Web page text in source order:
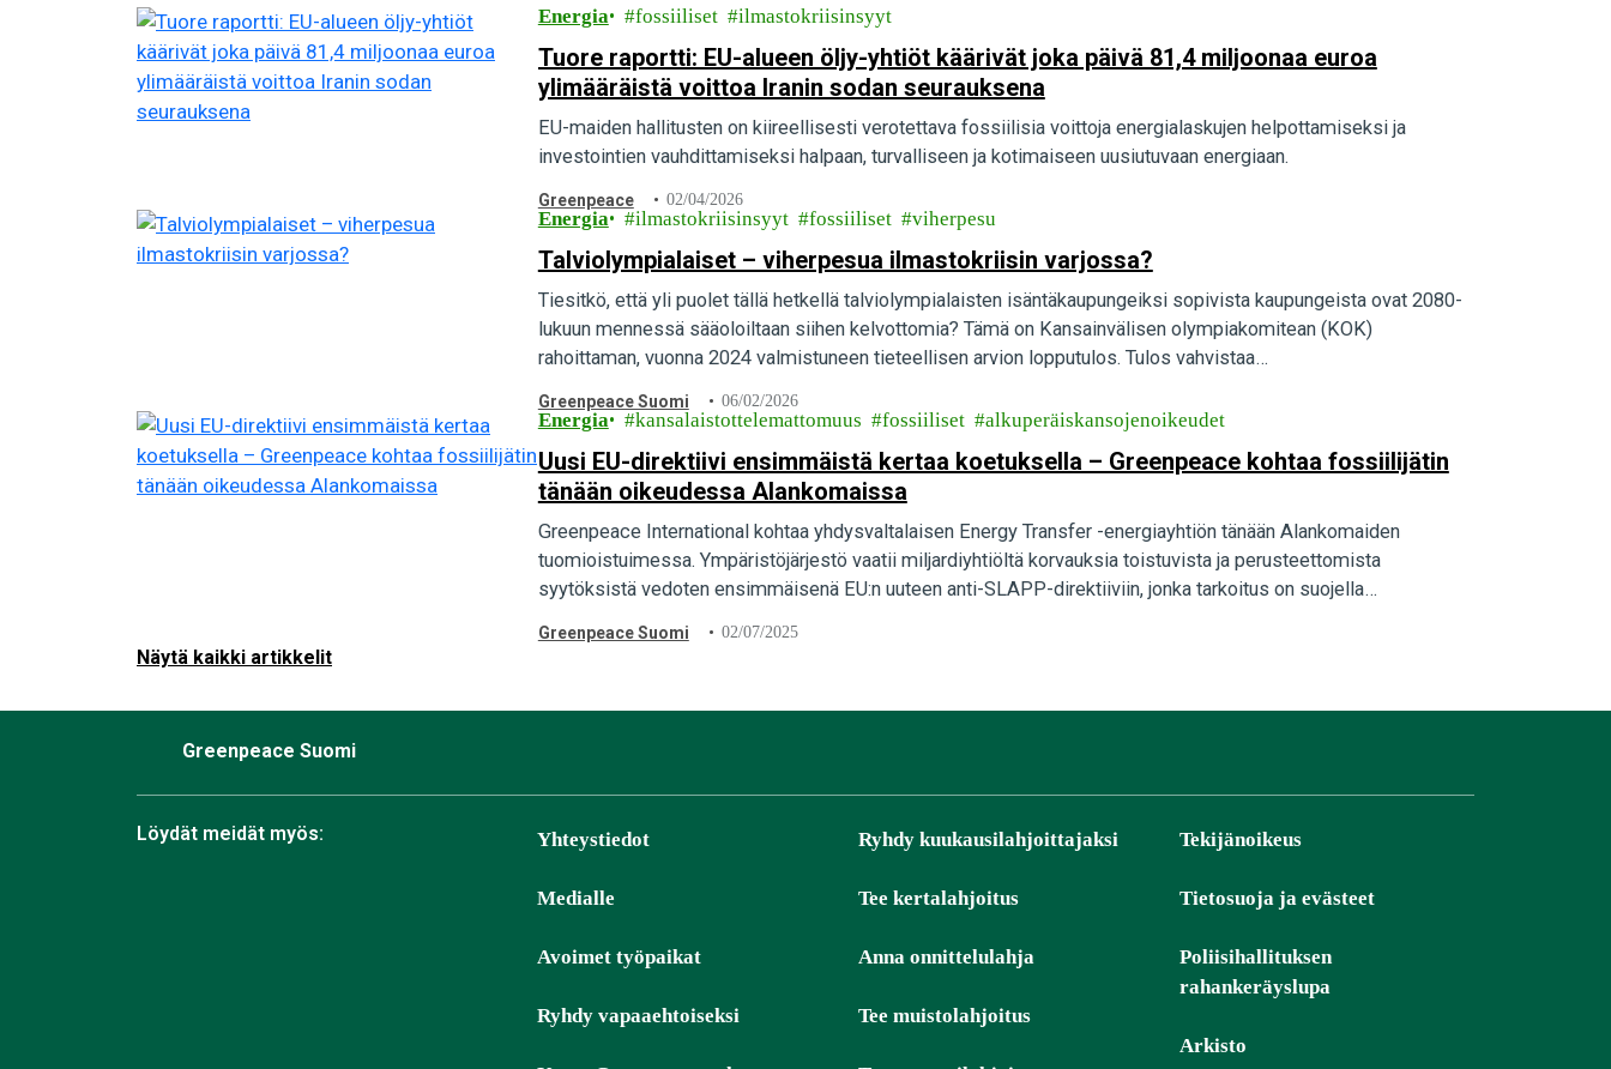
Energia fossiiliset ilmastokriisinsyyt
Tuore raportti: EU-alueen öljy-yhtiöt käärivät joka päivä 81,4 miljoonaa euroa
ylimääräistä voittoa Iranin sodan seurauksena
EU-maiden hallitusten on kiireellisesti verotettava fossiilisia voittoja energialaskujen helpottamiseksi ja
investointien vauhdittamiseksi halpaan, turvalliseen ja kotimaiseen uusiutuvaan energiaan.
Greenpeace 02/04/2026
Energia ilmastokriisinsyyt fossiiliset viherpesu
Talviolympialaiset – viherpesua ilmastokriisin varjossa?
Tiesitkö, että yli puolet tällä hetkellä talviolympialaisten isäntäkaupungeiksi sopivista kaupungeista ovat 2080-
lukuun mennessä sääoloiltaan siihen kelvottomia? Tämä on Kansainvälisen olympiakomitean (KOK)
rahoittaman, vuonna 2024 valmistuneen tieteellisen arvion lopputulos. Tulos vahvistaa…
Greenpeace Suomi 06/02/2026
Energia kansalaistottelemattomuus fossiiliset alkuperäiskansojenoikeudet
Uusi EU-direktiivi ensimmäistä kertaa koetuksella – Greenpeace kohtaa fossiilijätin
tänään oikeudessa Alankomaissa
Greenpeace International kohtaa yhdysvaltalaisen Energy Transfer -energiayhtiön tänään Alankomaiden
tuomioistuimessa. Ympäristöjärjestö vaatii miljardiyhtiöltä korvauksia toistuvista ja perusteettomista
syytöksistä vedoten ensimmäisenä EU:n uuteen anti-SLAPP-direktiiviin, jonka tarkoitus on suojella
Greenpeace Suomi 02/07/2025
Näytä kaikki artikkelit
Greenpeace Suomi
Löydät meidät myös: Yhteystiedot
Medialle
Avoimet työpaikat
Ryhdy vapaaehtoiseksi
Ryhdy kuukausilahjoittajaksi
Tee kertalahjoitus
Anna onnittelulahja
Tee muistolahjoitus
Tekijänoikeus
Tietosuoja ja evästeet
Poliisihallituksen
rahankeräyslupa
Arkisto